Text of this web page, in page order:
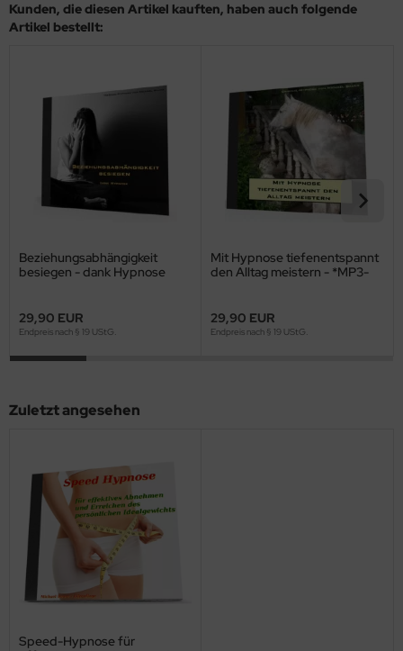
Kunden, die diesen Artikel kauften, haben auch folgende
Artikel bestellt:
Beziehungsabhängigkeit
besiegen - dank Hypnose
29,90 EUR
Endpreis nach § 19 UStG.
Mit Hypnose tiefenentspannt
den Alltag meistern - *MP3-
29,90 EUR
Endpreis nach § 19 UStG.
Zuletzt angesehen
Speed-Hypnose für